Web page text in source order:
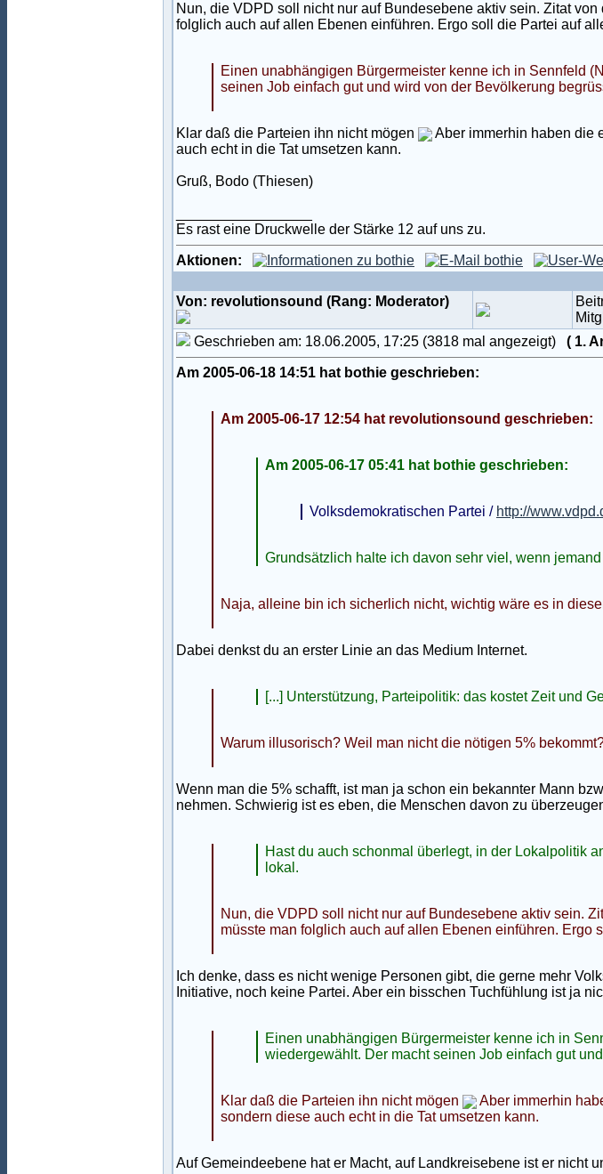
Nun, die VDPD soll nicht nur auf Bundesebene aktiv sein. Zitat
folglich auch auf allen Ebenen einführen. Ergo soll die Partei auf
Einen unabhängigen Bürgermeister kenne ich in Sennfeld
seinen Job einfach gut und wird von der Bevölkerung
Klar daß die Parteien ihn nicht mögen
Aber immerhin haben die
auch echt in die Tat umsetzen kann.
Gruß, Bodo (Thiesen)
Es rast eine Druckwelle der Stärke 12 auf uns zu.
Aktionen:
Von: revolutionsound (Rang: Moderator)
Geschrieben am: 18.06.2005, 17:25 (3818 mal angezeigt) ( 1.
Am 2005-06-18 14:51 hat bothie geschrieben:
Am 2005-06-17 12:54 hat revolutionsound geschrieben:
Am 2005-06-17 05:41 hat bothie geschrieben:
Volksdemokratischen Partei / http://
Grundsätzlich halte ich davon sehr viel, wenn
Naja, alleine bin ich sicherlich nicht, wichtig wäre es in
Dabei denkst du an erster Linie an das Medium Internet.
[...] Unterstützung, Parteipolitik: das kostet Zeit und
Warum illusorisch? Weil man nicht die nötigen 5%
Wenn man die 5% schafft, ist man ja schon ein bekannter Mann
nehmen. Schwierig ist es eben, die Menschen davon zu
Hast du auch schonmal überlegt, in der Lokalpolitik
lokal.
Nun, die VDPD soll nicht nur auf Bundesebene aktiv sein.
müsste man folglich auch auf allen Ebenen einführen. Ergo
Ich denke, dass es nicht wenige Personen gibt, die gerne mehr
Initiative, noch keine Partei. Aber ein bisschen Tuchfühlung ist ja
Einen unabhängigen Bürgermeister kenne ich in
wiedergewählt. Der macht seinen Job einfach gut
Klar daß die Parteien ihn nicht mögen
Aber immerhin
sondern diese auch echt in die Tat umsetzen kann.
Auf Gemeindeebene hat er Macht, auf Landkreisebene ist er nicht